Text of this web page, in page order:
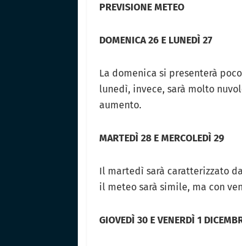
PREVISIONE METEO
DOMENICA 26 E LUNEDÌ 27
La domenica si presenterà
lunedì, invece, sarà molto
aumento.
MARTEDÌ 28 E MERCOLEDÌ 29
Il martedì sarà caratterizzato
il meteo sarà simile, ma con
GIOVEDÌ 30 E VENERDÌ 1